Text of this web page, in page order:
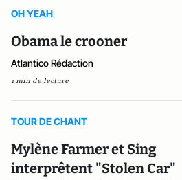
OH YEAH
Obama le crooner
Atlantico Rédaction
1 min de lecture
TOUR DE CHANT
Mylène Farmer et Sing
interprêtent "Stolen Car"